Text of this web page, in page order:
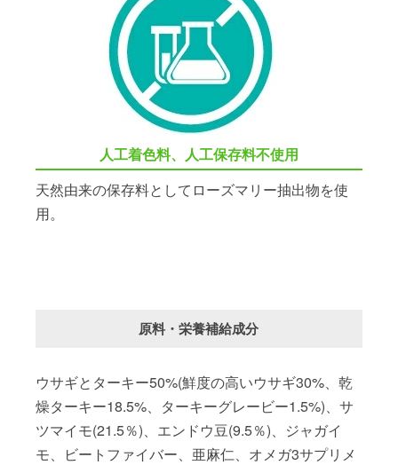
人工着色料、人工保存料不使用
天然由来の保存料としてローズマリー抽出物を使
用。
原料・栄養補給成分
ウサギとターキー50%(鮮度の高いウサギ30%、乾
燥ターキー18.5%、ターキーグレービー1.5%)、サ
ツマイモ(21.5％)、エンドウ豆(9.5％)、ジャガイ
モ、ビートファイバー、亜麻仁、オメガ3サプリメ